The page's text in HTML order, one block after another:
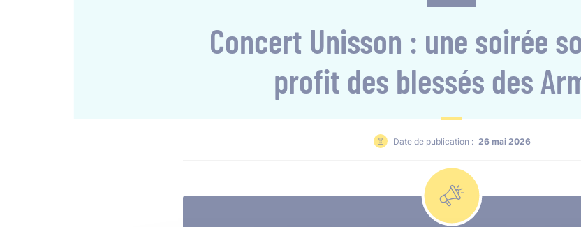
Concert Unisson : une soirée
profit des blessés des
Date de publication : 26 mai 2026